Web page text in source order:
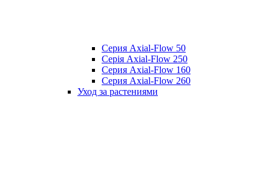
Серия Axial-Flow 50
Серія Axial-Flow 250
Серия Axial-Flow 160
Серия Axial-Flow 260
Уход за растениями